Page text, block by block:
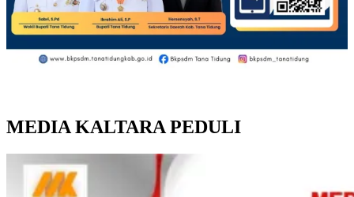
MEDIA KALTARA PEDULI